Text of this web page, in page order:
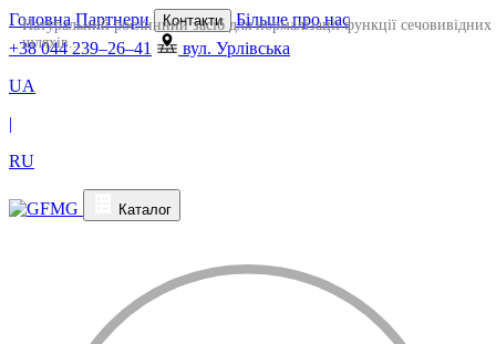
Головна Партнери Контакти
Більше про нас
+38 044 239–26–41
вул. Урлівська
UA
|
RU
Каталог
Натуральний рослинний засіб для нормалізації функції сечовивідних
шляхів